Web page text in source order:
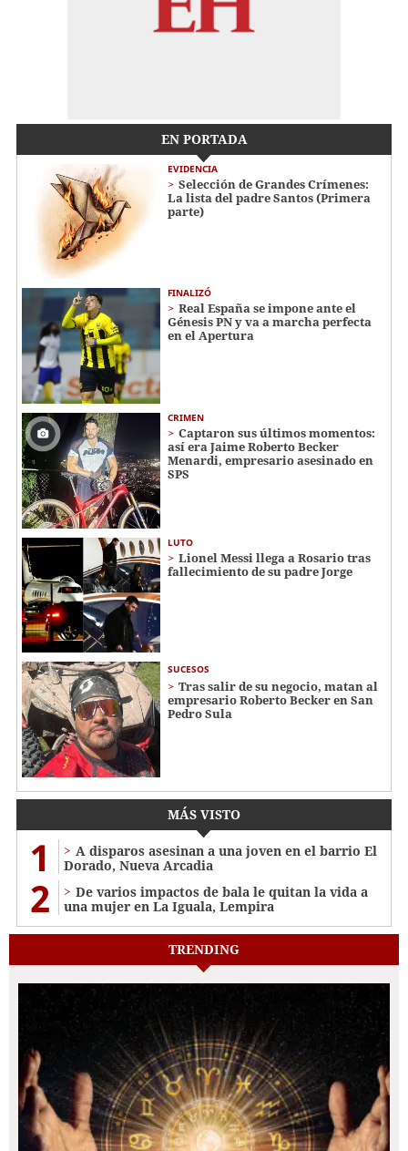
EN PORTADA
EVIDENCIA
Selección de Grandes Crímenes:
La lista del padre Santos (Primera
parte)
FINALIZÓ
Real España se impone ante el
Génesis PN y va a marcha perfecta
en el Apertura
CRIMEN
Captaron sus últimos momentos:
así era Jaime Roberto Becker
Menardi​​​, empresario asesinado en
SPS
LUTO
Lionel Messi llega a Rosario tras
fallecimiento de su padre Jorge
SUCESOS
Tras salir de su negocio, matan al
empresario Roberto Becker en San
Pedro Sula
MÁS VISTO
1
A disparos asesinan a una joven en el barrio El
Dorado, Nueva Arcadia
2
De varios impactos de bala le quitan la vida a
una mujer en La Iguala, Lempira
TRENDING